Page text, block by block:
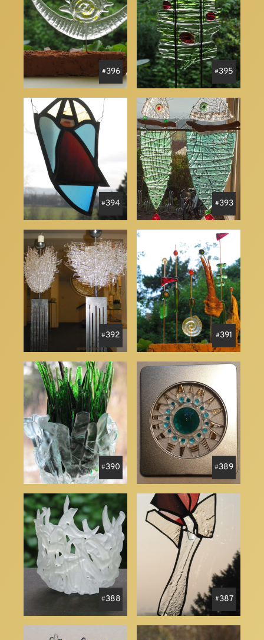
396 395
394 393
392 391
390 389
388 387